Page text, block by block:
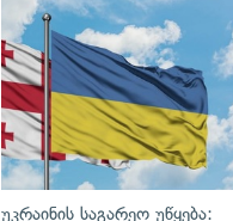
უკრაინის საგარეო უწყება: